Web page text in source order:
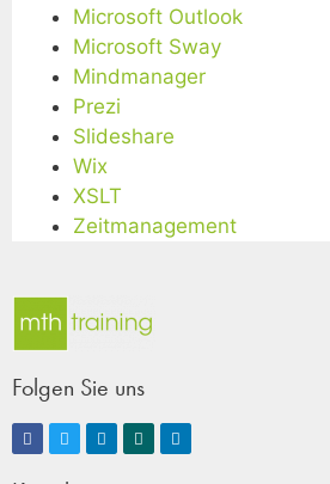
Microsoft Outlook
Microsoft Sway
Mindmanager
Prezi
Slideshare
Wix
XSLT
Zeitmanagement
Folgen Sie uns